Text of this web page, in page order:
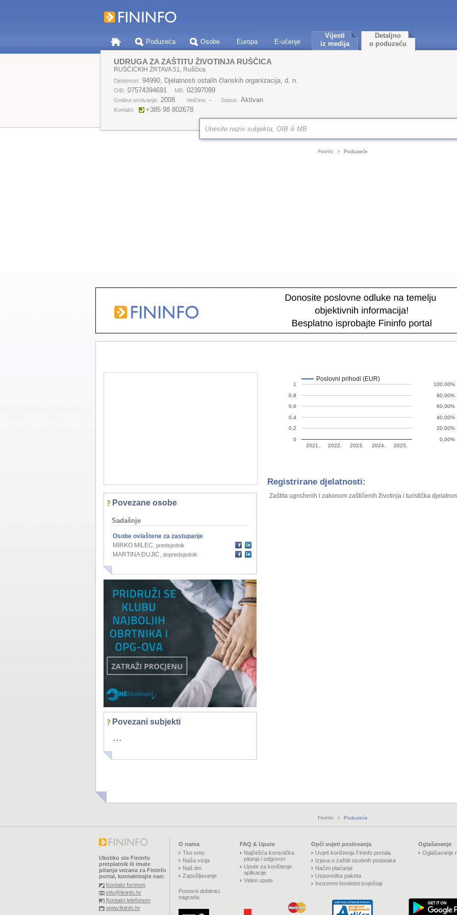
Poduzeća Osobe Europa E-učenje
Vijesti
iz medija
Detaljno
o poduzeću
UDRUGA ZA ZAŠTITU ŽIVOTINJA RUŠČICA
RUŠČIĆKIH ŽRTAVA 51, Ruščica
Djelatnost: 94990, Djelatnosti ostalih članskih organizacija, d. n.
OIB: 07574394691 MB: 02397099
Godina osnivanja: 2008. Veličina: - Status: Aktivan
Kontakt: +385 98 802678
Fininfo > Poduzeće
Povezane osobe
Sadašnje
Osobe ovlaštene za zastupanje
MIRKO MILEC, predsjednik
MARTINA ĐUJIĆ, dopredsjednik
Povezani subjekti
...
Poslovni prihodi (EUR)
2021. 2022. 2023. 2024. 2025.
0
0,2
0,4
0,6
0,8
1
0,00%
20,00%
40,00%
60,00%
80,00%
100,00%
Registrirane djelatnosti:
Zaštita ugroženih i zakonom zaštičenih životinja i turistička
Fininfo > Poduzeće
Ukoliko ste Fininfo
pretplatnik ili imate
pitanja vezana za Fininfo
portal, kontaktirajte nas:
Kontakt formom
info@fininfo.hr
Kontakt telefonom
www.fininfo.hr
O nama
Tko smo
Naša vizija
Naš tim
Zapošljavanje
Ponosni dobitnici
nagrada:
FAQ & Upute
Najčešća korisnička
pitanja i odgovori
Upute za korištenje
aplikacije
Video upute
Opći uvjeti poslovanja
Uvjeti korištenja Fininfo portala
Izjava o zaštiti osobnih podataka
Načini plaćanja
Usporedba paketa
Inozemni bonitetni izvještaji
Oglašavanje
Oglašavanje